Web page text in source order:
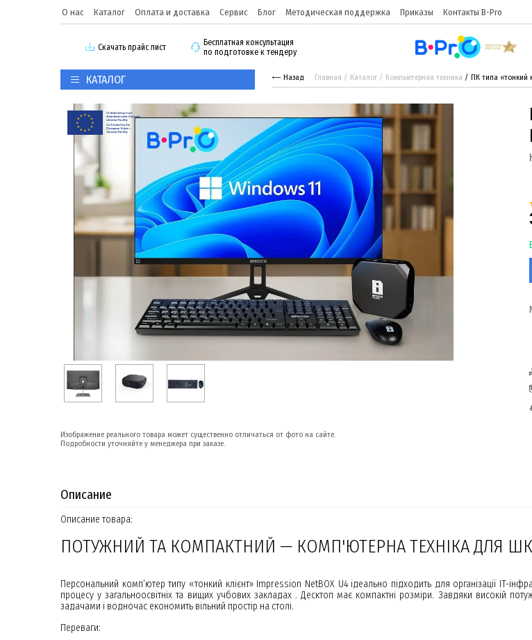
О нас Каталог Оплата и доставка Сервис Блог Методическая поддержка Приказы Контакты B-Pro
Скачать прайс лист
Бесплатная консультация
по подготовке к тендеру
КАТАЛОГ Назад Главная Каталог Компьютерная техника ПК типа «тонкий
Изображение реального товара может существенно отличаться от фото на сайте.
Подробности уточняйте у менеджера при заказе.
Описание
Описание товара:
ПОТУЖНИЙ ТА КОМПАКТНИЙ — КОМП'ЮТЕРНА ТЕХНІКА ДЛЯ
Персональний комп’ютер типу «тонкий клієнт» Impression NetBOX U4 ідеально підходить для організації IT-
процесу у загальноосвітніх та вищих учбових закладах . Десктоп має компактні розміри. Завдяки високій
задачами і водночас економить вільний простір на столі.
Переваги: